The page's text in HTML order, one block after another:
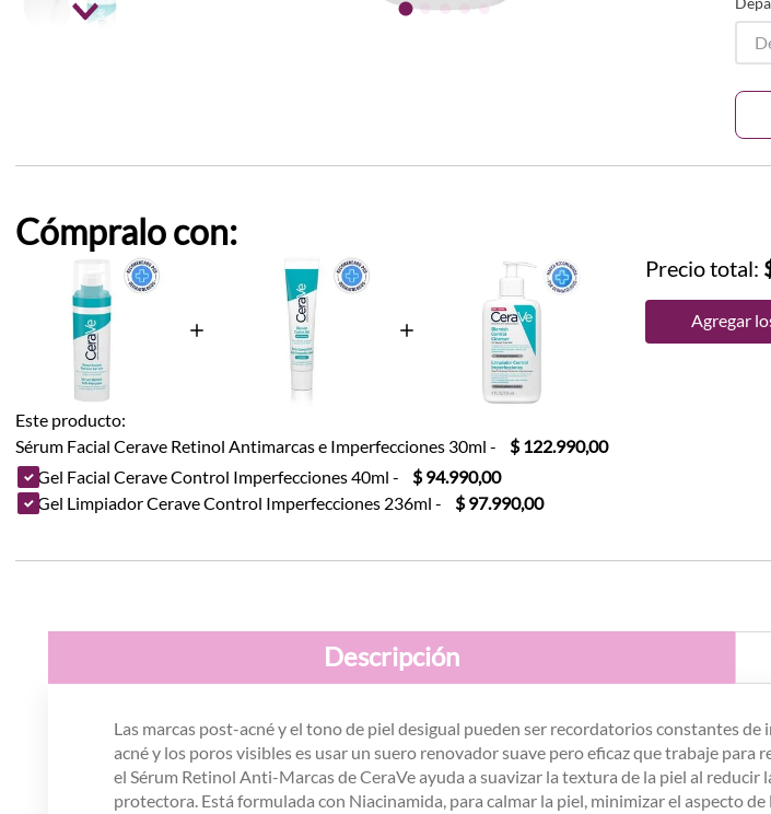
Cómpralo con:
Precio total:
Agregar
Este producto:
Sérum Facial Cerave Retinol Antimarcas e Imperfecciones 30ml -
$ 122.990,00
Gel Facial Cerave Control Imperfecciones 40ml -
$ 94.990,00
Gel Limpiador Cerave Control Imperfecciones 236ml - $ 97.990,00
Descripción
Las marcas post-acné y el tono de piel desigual pueden ser recordatorios constantes
acné y los poros visibles es usar un suero renovador suave pero eficaz que trabaje
el Sérum Retinol Anti-Marcas de CeraVe ayuda a suavizar la textura de la piel al
protectora. Está formulada con Niacinamida, para calmar la piel, minimizar el aspecto